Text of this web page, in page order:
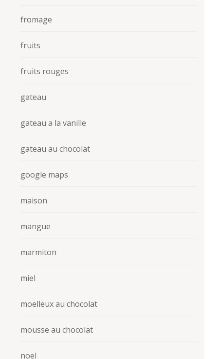
fromage
fruits
fruits rouges
gateau
gateau a la vanille
gateau au chocolat
google maps
maison
mangue
marmiton
miel
moelleux au chocolat
mousse au chocolat
noel